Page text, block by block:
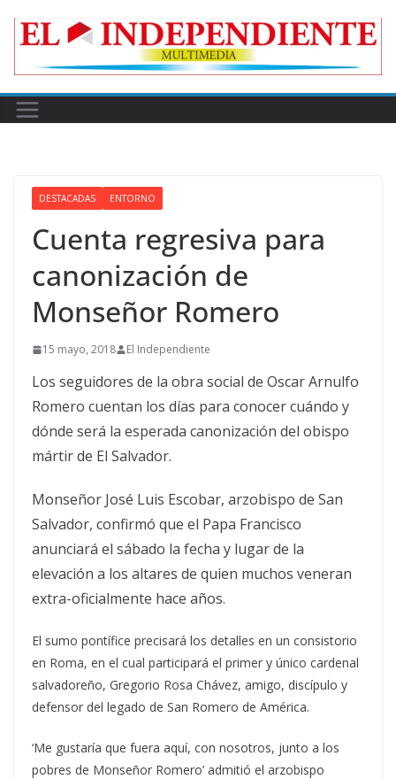
DESTACADAS ENTORNO
Cuenta regresiva para
canonización de
Monseñor Romero
15 mayo, 2018 El Independiente
Los seguidores de la obra social de Oscar Arnulfo
Romero cuentan los días para conocer cuándo y
dónde será la esperada canonización del obispo
mártir de El Salvador.
Monseñor José Luis Escobar, arzobispo de San
Salvador, confirmó que el Papa Francisco
anunciará el sábado la fecha y lugar de la
elevación a los altares de quien muchos veneran
extra-oficialmente hace años.
El sumo pontífice precisará los detalles en un consistorio
en Roma, en el cual participará el primer y único cardenal
salvadoreño, Gregorio Rosa Chávez, amigo, discípulo y
defensor del legado de San Romero de América.
‘Me gustaría que fuera aquí, con nosotros, junto a los
pobres de Monseñor Romero’ admitió el arzobispo